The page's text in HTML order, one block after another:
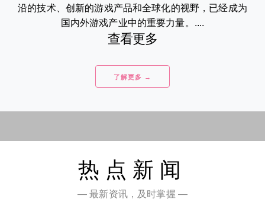
沿的技术、创新的游戏产品和全球化的视野，已经成为
国内外游戏产业中的重要力量。....
查看更多
了解更多 →
热点新闻
— 最新资讯，及时掌握 —